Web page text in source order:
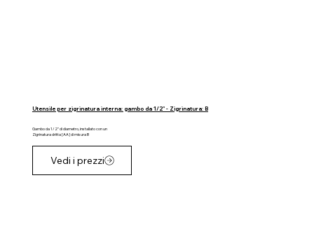
Utensile per zigrinatura interna: gambo da 1/2" - Zigrinatura: B
Gambo da 1/2" di diametro, installato con un
Zigrinatura dritta [AA] di misura B
Vedi i prezzi